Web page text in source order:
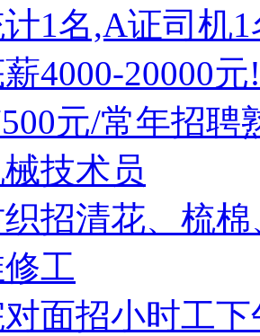
1名,A证司机1
4000-20000
元/常年招聘
技术员
招清花、梳
工
面招小时工